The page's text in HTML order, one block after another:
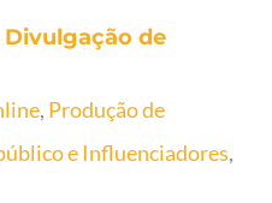
de
, Produção de
e Influenciadores,